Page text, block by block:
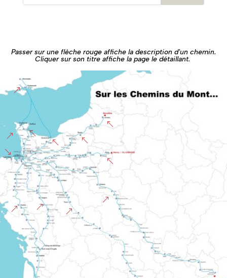
Passer sur une flèche rouge affiche la description d'un chemin.
Cliquer sur son titre affiche la page le détaillant.
&
&
%
%
%
%
%
&
&
&
&
'